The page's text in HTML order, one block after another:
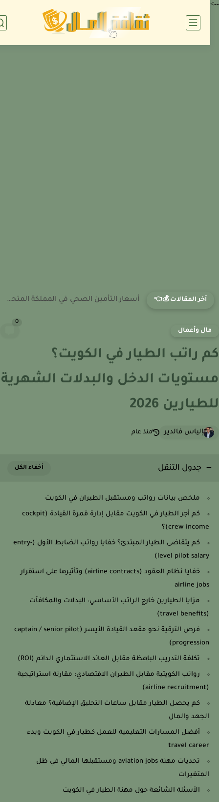
آخر المقالات 💰👈 أسعار التأمين الصحي في سويسرا: مقارنة التكاليف وأفضل الباقات للأجانب...
وأعمال
راتب الطيار في الكويت؟
الدخل والبدلات الشهرية
2026
إلياس فالدير منذ عام
جدول التنقل
ملخص بيانات رواتب ومستقبل الطيران في الكويت
كم أجر الطيار في الكويت مقابل إدارة قمرة القيادة (cockpit
crew income)؟
كم يتقاضى الطيار المبتدئ؟ خفايا رواتب الضابط الأول (entry-
level pilot salary)
خفايا نظام العقود (airline contracts) وتأثيرها على استقرار
airline jobs
مزايا الطيارين خارج الراتب الأساسي: البدلات والمكافآت
فرص الترقية نحو مقعد القيادة الأيسر (captain / senior pilot
progression)
تكلفة التدريب الباهظة مقابل العائد الاستثماري الدائم (ROI)
رواتب الكويتية مقابل الطيران الاقتصادي: مقارنة استراتيجية
كم يحصل الطيار مقابل ساعات التحليق الإضافية؟ معادلة
الجهد والمال
أفضل المسارات التعليمية للعمل كطيار في الكويت وبدء
travel career
تحديات مهنة aviation jobs ومستقبلها المالي في ظل
المتغيرات
الأسئلة الشائعة حول مهنة الطيار في الكويت